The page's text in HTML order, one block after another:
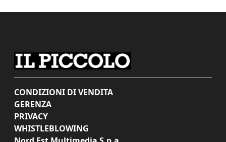
CONDIZIONI DI VENDITA
GERENZA
PRIVACY
WHISTLEBLOWING